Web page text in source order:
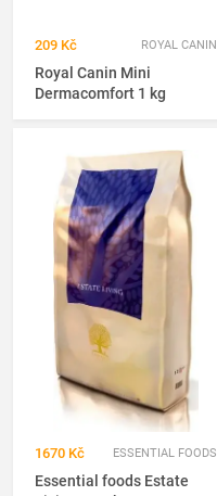
209 Kč ROYAL CANIN
Royal Canin Mini
Dermacomfort 1 kg
1670 Kč ESSENTIAL FOODS
Essential foods Estate